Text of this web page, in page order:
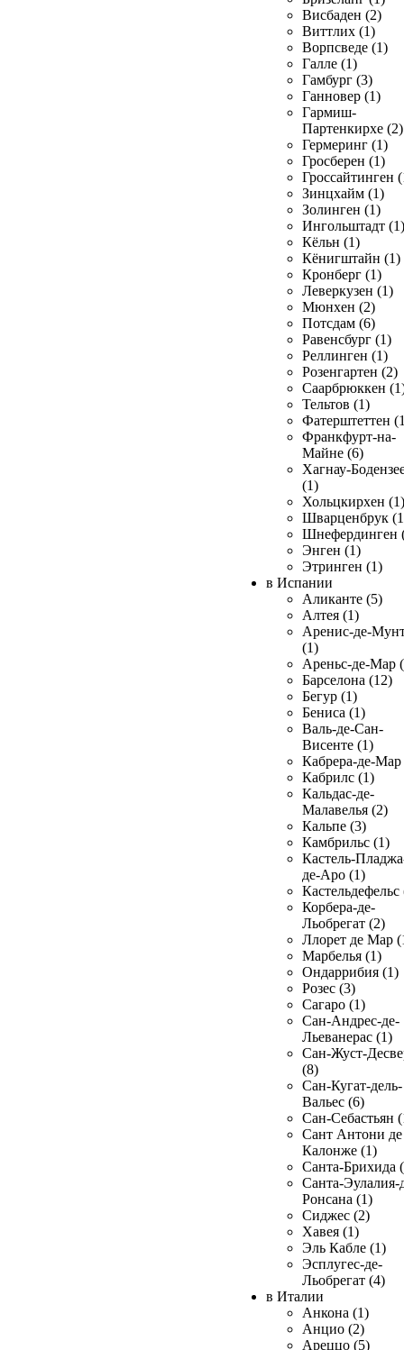
Висбаден (2)
Виттлих (1)
Ворпсведе (1)
Галле (1)
Гамбург (3)
Ганновер (1)
Гармиш-
Партенкирхе (2)
Гермеринг (1)
Гросберен (1)
Гроссайтинген
Зинцхайм (1)
Золинген (1)
Ингольштадт (1)
Кёльн (1)
Кёнигштайн (1)
Кронберг (1)
Леверкузен (1)
Мюнхен (2)
Потсдам (6)
Равенсбург (1)
Реллинген (1)
Розенгартен (2)
Саарбрюккен
Тельтов (1)
Фатерштеттен
Франкфурт-на-
Майне (6)
Хагнау-
(1)
Хольцкирхен (1)
Шварценбрук
Шнефердинген
Энген (1)
Этринген (1)
в Испании
Аликанте (5)
Алтея (1)
Аренис-де-
(1)
Ареньс-де-Мар
Барселона (12)
Бегур (1)
Бениса (1)
Валь-де-Сан-
Висенте (1)
Кабрера-де-Мар
Кабрилс (1)
Кальдас-де-
Малавелья (2)
Кальпе (3)
Камбрильс (1)
Кастель-
де-Аро (1)
Кастельдефельс
Корбера-де-
Льобрегат (2)
Ллорет де Мар
Марбелья (1)
Ондаррибия (1)
Розес (3)
Сагаро (1)
Сан-Андрес-де-
Льеванерас (1)
Сан-Жуст-
(8)
Сан-Кугат-дель-
Вальес (6)
Сан-Себастьян
Сант Антони де
Калонже (1)
Санта-Брихида
Санта-Эулалия-
Ронсана (1)
Сиджес (2)
Хавея (1)
Эль Кабле (1)
Эсплугес-де-
Льобрегат (4)
в Италии
Анкона (1)
Анцио (2)
Ареццо (5)